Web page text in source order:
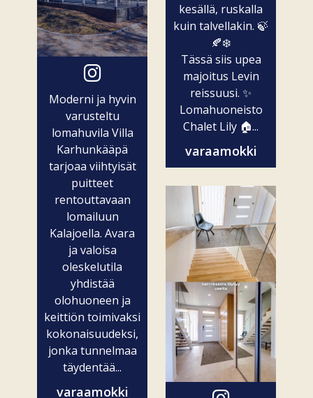
Moderni ja hyvin
varusteltu
lomahuvila Villa
Karhunkääpä
tarjoaa viihtyisät
puitteet
rentouttavaan
lomailuun
Kalajoella. Avara
ja valoisa
oleskelutila
yhdistää
olohuoneen ja
keittiön toimivaksi
kokonaisuudeksi,
jonka tunnelmaa
täydentää...
varaamokki
kesällä, ruskalla
kuin talvellakin. 🍃
🍂❄️
Tässä siis upea
majoitus Levin
reissuusi. ✨
Lomahuoneisto
Chalet Lily 🏠...
varaamokki